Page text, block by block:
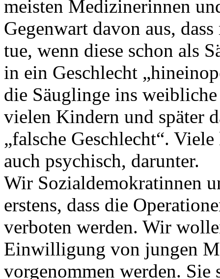
meisten Medizinerinnen
Gegenwart davon aus,
tue, wenn diese schon als
in ein Geschlecht
die Säuglinge ins
vielen Kindern und später
„falsche Geschlecht“.
auch psychisch, darunter.
Wir Sozialdemokratinnen
erstens, dass die
verboten werden. Wir
Einwilligung von jungen
vorgenommen werden. Sie